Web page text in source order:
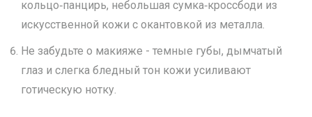
кольцо‑панцирь, небольшая сумка‑кроссбоди из
искусственной кожи с окантовкой из металла.
Не забудьте о макияже - темные губы, дымчатый
глаз и слегка бледный тон кожи усиливают
готическую нотку.